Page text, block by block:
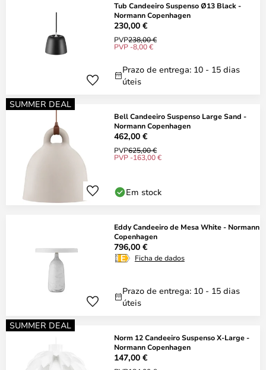
Tub Candeeiro Suspenso Ø13 Black -
Normann Copenhagen
230,00 €
PVP238,00 €
PVP -8,00 €
Prazo de entrega: 10 - 15 dias
úteis
SUMMER DEAL
Bell Candeeiro Suspenso Large Sand -
Normann Copenhagen
462,00 €
PVP625,00 €
PVP -163,00 €
Em stock
Eddy Candeeiro de Mesa White - Normann
Copenhagen
796,00 €
Ficha de dados
Prazo de entrega: 10 - 15 dias
úteis
SUMMER DEAL
Norm 12 Candeeiro Suspenso X-Large -
Normann Copenhagen
147,00 €